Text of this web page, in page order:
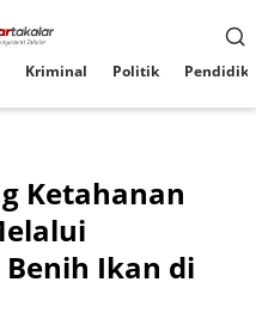
Kriminal Politik
Ketahanan
Benih Ikan di